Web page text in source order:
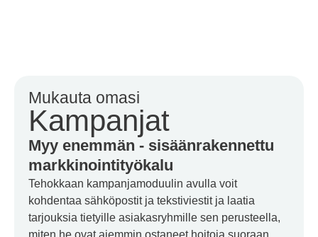
Mukauta omasi
Kampanjat
Myy enemmän - sisäänrakennettu
markkinointityökalu
Tehokkaan kampanjamoduulin avulla voit
kohdentaa sähköpostit ja tekstiviestit ja laatia
tarjouksia tietyille asiakasryhmille sen perusteella,
miten he ovat aiemmin ostaneet hoitoja suoraan